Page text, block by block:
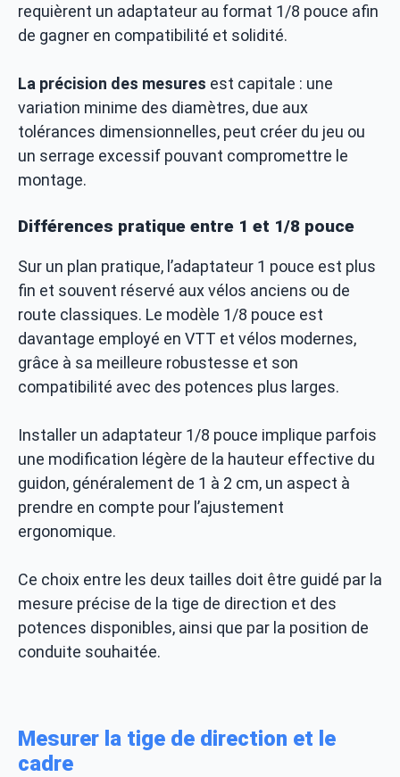
requièrent un adaptateur au format 1/8 pouce afin
de gagner en compatibilité et solidité.
La précision des mesures est capitale : une
variation minime des diamètres, due aux
tolérances dimensionnelles, peut créer du jeu ou
un serrage excessif pouvant compromettre le
montage.
Différences pratique entre 1 et 1/8 pouce
Sur un plan pratique, l’adaptateur 1 pouce est plus
fin et souvent réservé aux vélos anciens ou de
route classiques. Le modèle 1/8 pouce est
davantage employé en VTT et vélos modernes,
grâce à sa meilleure robustesse et son
compatibilité avec des potences plus larges.
Installer un adaptateur 1/8 pouce implique parfois
une modification légère de la hauteur effective du
guidon, généralement de 1 à 2 cm, un aspect à
prendre en compte pour l’ajustement
ergonomique.
Ce choix entre les deux tailles doit être guidé par la
mesure précise de la tige de direction et des
potences disponibles, ainsi que par la position de
conduite souhaitée.
Mesurer la tige de direction et le
cadre